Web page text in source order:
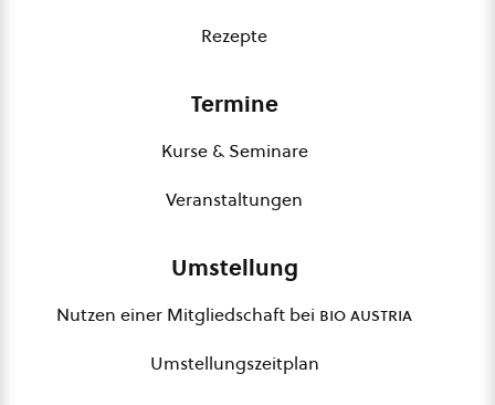
Rezepte
Termine
Kurse & Seminare
Veranstaltungen
Umstellung
Nutzen einer Mitgliedschaft bei bio austria
Umstellungszeitplan